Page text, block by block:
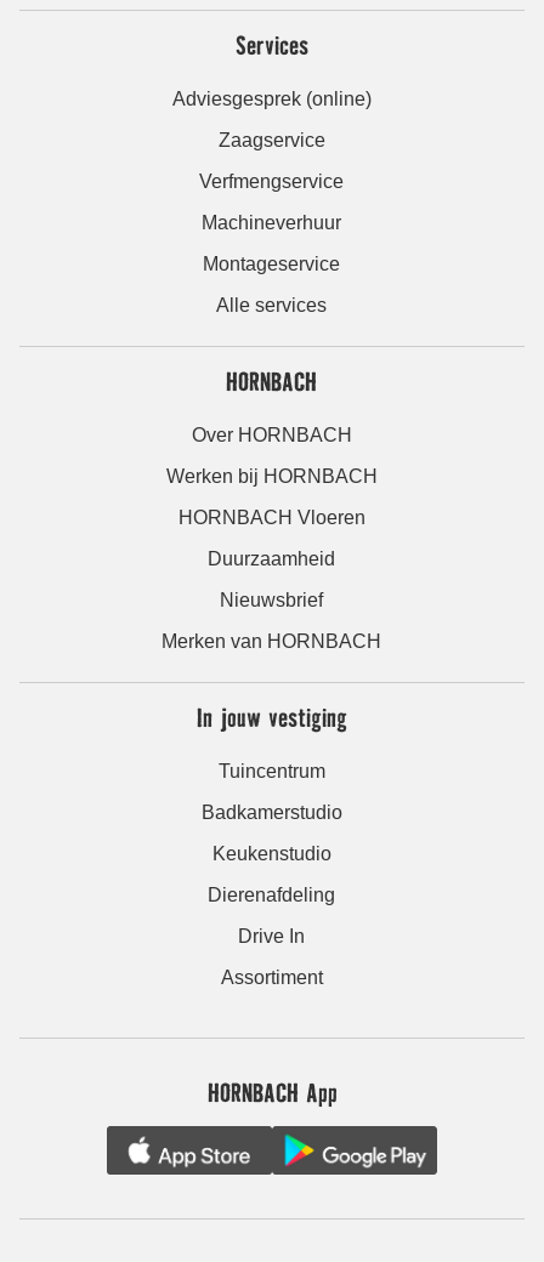
Services
Adviesgesprek (online)
Zaagservice
Verfmengservice
Machineverhuur
Montageservice
Alle services
HORNBACH
Over HORNBACH
Werken bij HORNBACH
HORNBACH Vloeren
Duurzaamheid
Nieuwsbrief
Merken van HORNBACH
In jouw vestiging
Tuincentrum
Badkamerstudio
Keukenstudio
Dierenafdeling
Drive In
Assortiment
HORNBACH App